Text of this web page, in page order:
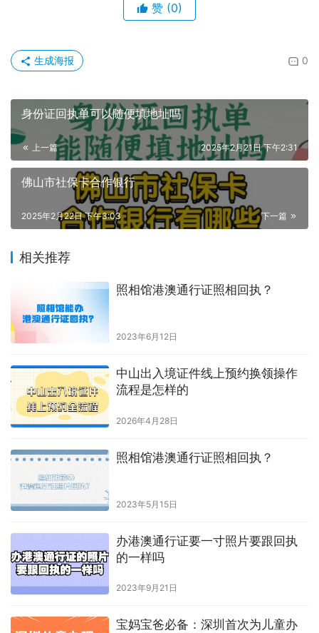
赞 (0)
0
生成海报
身份证回执单可以随便填地址吗
上一篇 2025年2月21日 下午2:31
佛山市社保卡合作银行
下一篇
2025年2月22日 下午3:03
相关推荐
照相馆港澳通行证照相回执？
2023年6月12日
中山出入境证件线上预约换领操作
流程是怎样的
2026年4月28日
照相馆港澳通行证照相回执？
2023年5月15日
办港澳通行证要一寸照片要跟回执
的一样吗
2023年9月21日
宝妈宝爸必备：深圳首次为儿童办